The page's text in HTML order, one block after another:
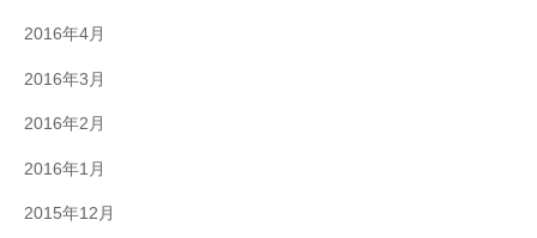
2016年4月
2016年3月
2016年2月
2016年1月
2015年12月